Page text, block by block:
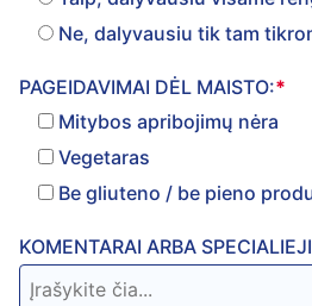
Ne, dalyvausiu tik tam
PAGEIDAVIMAI DĖL MAISTO:*
Mitybos apribojimų nėra
Vegetaras
Be gliuteno / be pieno
KOMENTARAI ARBA